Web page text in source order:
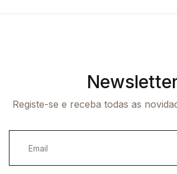
Registe-se e receba todas as